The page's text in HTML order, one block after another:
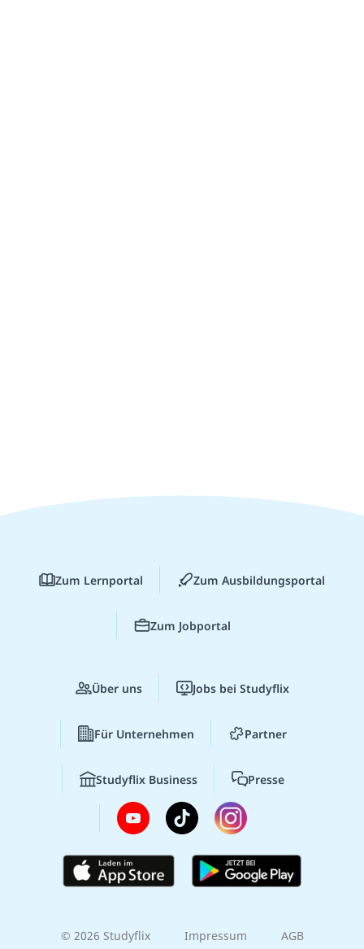
Zum Lernportal Zum Ausbildungsportal
Zum Jobportal
Über uns Jobs bei Studyflix
Für Unternehmen Partner
Studyflix Business Presse
© 2026 Studyflix Impressum AGB